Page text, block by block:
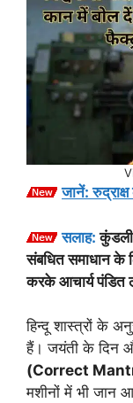
जानें:
सलाह: कुंडली
संबधित समाधान के
करके आचार्य पंडित
हिन्दू शास्त्रों के
हैं। जयंती के दिन
(Correct
मशीनों में भी जान